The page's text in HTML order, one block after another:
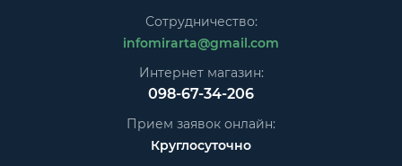
Сотрудничество:
infomirarta@gmail.com
Интернет магазин:
098-67-34-206
Прием заявок онлайн:
Круглосуточно